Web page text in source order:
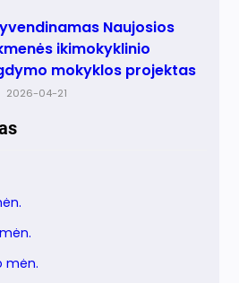
Naujosios
ikimokyklinio
mokyklos projektas
2026-04-21
mėn.